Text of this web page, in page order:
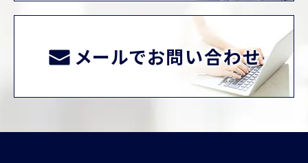
メールでお問い合わせ